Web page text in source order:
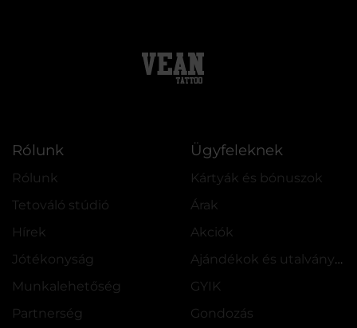
Rólunk
Rólunk
Tetováló stúdió
Hírek
Jótékonyság
Munkalehetőség
Partnerség
Ügyfeleknek
Kártyák és bónuszok
Árak
Akciók
Ajándékok és utalványok
GYIK
Gondozás